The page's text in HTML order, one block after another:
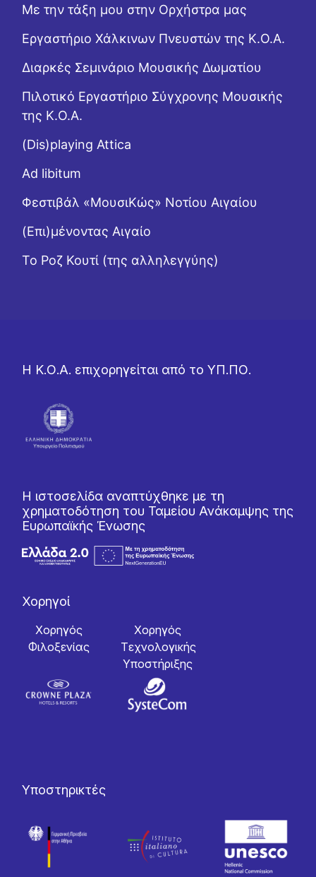
Με την τάξη μου στην Ορχήστρα μας
Εργαστήριo Χάλκινων Πνευστών της Κ.Ο.Α.
Διαρκές Σεμινάριο Μουσικής Δωματίου
Πιλοτικό Εργαστήριο Σύγχρονης Μουσικής
της Κ.Ο.Α.
(Dis)playing Attica
Ad libitum
Φεστιβάλ «ΜουσιΚώς» Νοτίου Αιγαίου
(Επι)μένοντας Αιγαίο
Το Ροζ Κουτί (της αλληλεγγύης)
Η Κ.Ο.Α. επιχορηγείται από το ΥΠ.ΠΟ.
Η ιστοσελίδα αναπτύχθηκε με τη
χρηματοδότηση του Ταμείου Ανάκαμψης της
Ευρωπαϊκής Ένωσης
Χορηγοί
Χορηγός
Φιλοξενίας
Χορηγός
Tεχνολογικής
Yποστήριξης
Υποστηρικτές